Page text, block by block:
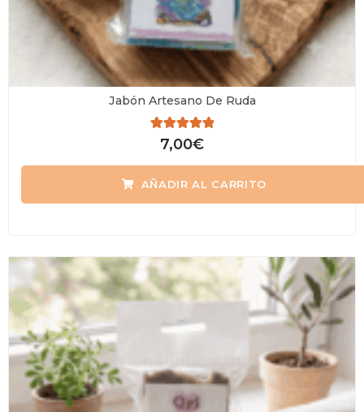
Jabón Artesano De Ruda
Valorado
con
5
7,00€
AÑADIR AL CARRITO